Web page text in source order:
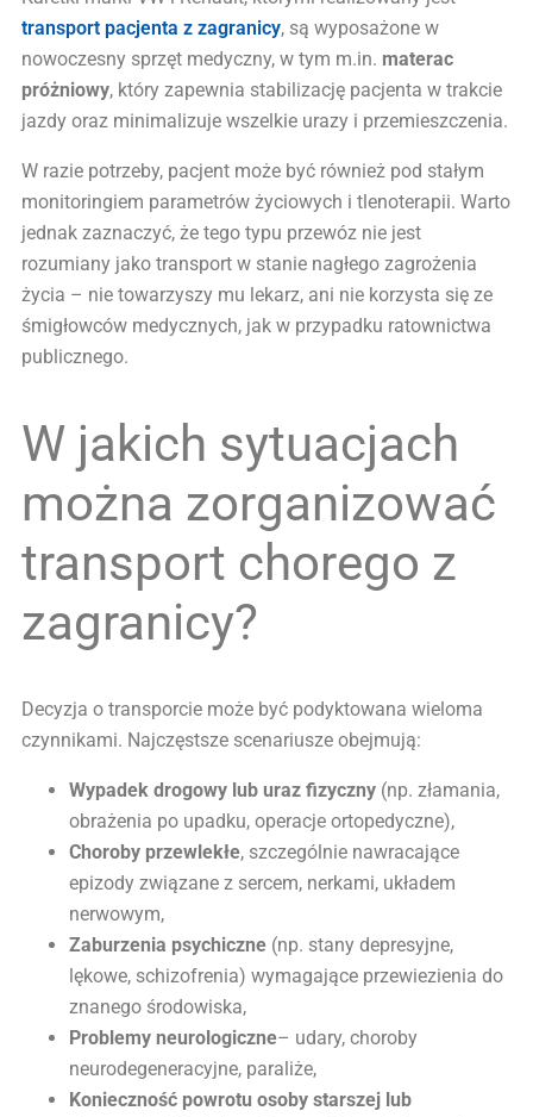
transport pacjenta z zagranicy, są wyposażone w
nowoczesny sprzęt medyczny, w tym m.in. materac
próżniowy, który zapewnia stabilizację pacjenta w trakcie
jazdy oraz minimalizuje wszelkie urazy i przemieszczenia.
W razie potrzeby, pacjent może być również pod stałym
monitoringiem parametrów życiowych i tlenoterapii. Warto
jednak zaznaczyć, że tego typu przewóz nie jest
rozumiany jako transport w stanie nagłego zagrożenia
życia – nie towarzyszy mu lekarz, ani nie korzysta się ze
śmigłowców medycznych, jak w przypadku ratownictwa
publicznego.
W jakich sytuacjach
można zorganizować
transport chorego z
zagranicy?
Decyzja o transporcie może być podyktowana wieloma
czynnikami. Najczęstsze scenariusze obejmują:
Wypadek drogowy lub uraz fizyczny (np. złamania,
obrażenia po upadku, operacje ortopedyczne),
Choroby przewlekłe, szczególnie nawracające
epizody związane z sercem, nerkami, układem
nerwowym,
Zaburzenia psychiczne (np. stany depresyjne,
lękowe, schizofrenia) wymagające przewiezienia do
znanego środowiska,
Problemy neurologiczne– udary, choroby
neurodegeneracyjne, paraliże,
Konieczność powrotu osoby starszej lub